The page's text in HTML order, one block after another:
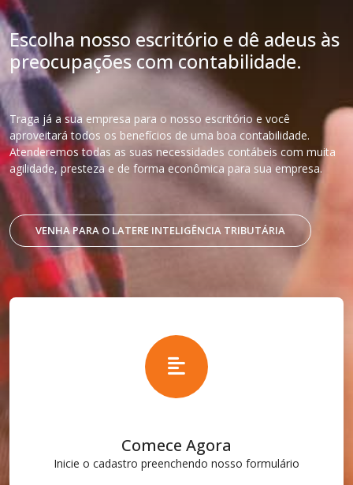
Escolha nosso escritório e dê adeus às
preocupações com contabilidade.
Traga já a sua empresa para o nosso escritório e você
aproveitará todos os benefícios de uma boa contabilidade.
Atenderemos todas as suas necessidades contábeis com muita
agilidade, presteza e de forma econômica para sua empresa.
VENHA PARA O LATERE INTELIGÊNCIA TRIBUTÁRIA
Comece Agora
Inicie o cadastro preenchendo nosso formulário